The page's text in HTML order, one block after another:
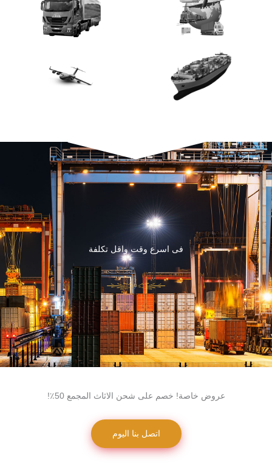
فى اسرع وقت واقل تكلفة
عروض خاصة! خصم على شحن الاثاث المجمع 50٪!
اتصل بنا اليوم